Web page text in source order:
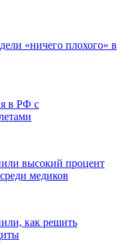
«ничего плохого» в
в РФ с
высокий процент
медиков
как решить